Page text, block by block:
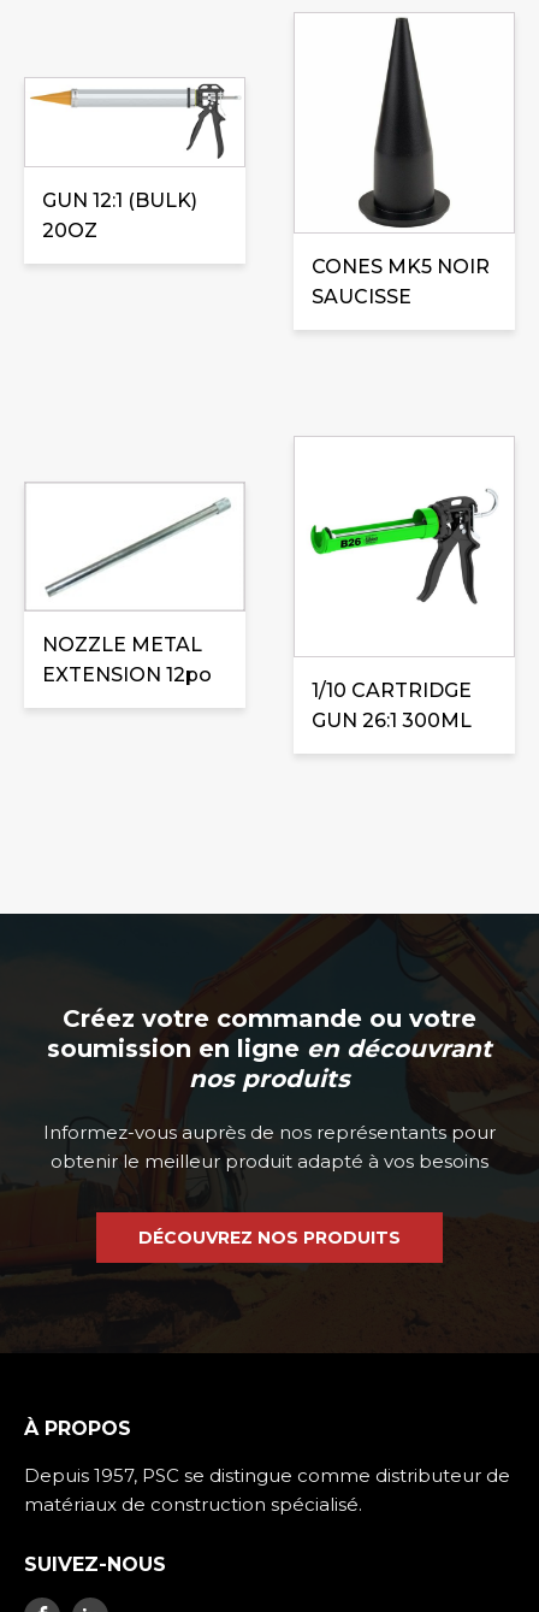
GUN 12:1 (BULK)
20OZ
CONES MK5 NOIR
SAUCISSE
NOZZLE METAL
EXTENSION 12po
1/10 CARTRIDGE
GUN 26:1 300ML
Créez votre commande ou votre
soumission en ligne en découvrant
nos produits
Informez-vous auprès de nos représentants pour
obtenir le meilleur produit adapté à vos besoins
DÉCOUVREZ NOS PRODUITS
À PROPOS
Depuis 1957, PSC se distingue comme distributeur de
matériaux de construction spécialisé.
SUIVEZ-NOUS